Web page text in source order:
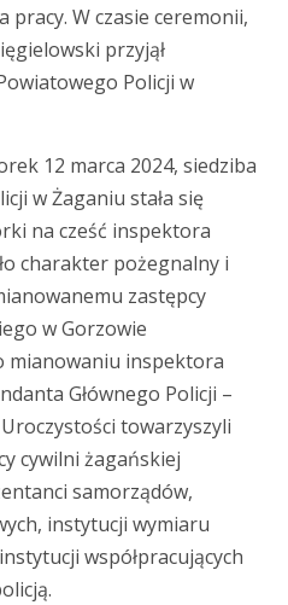
pracy. W czasie ceremonii,
przyjął
Policji w
12 marca 2024, siedziba
w Żaganiu stała się
na cześć inspektora
charakter pożegnalny i
zastępcy
w Gorzowie
mianowaniu inspektora
Głównego Policji –
towarzyszyli
cywilni żagańskiej
samorządów,
instytucji wymiaru
współpracujących